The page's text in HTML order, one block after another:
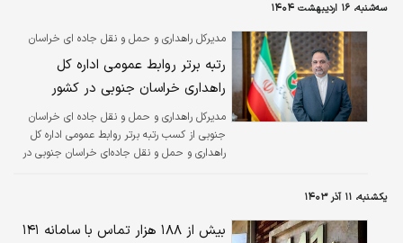
سه‌شنبه، ۱۶ اردیبهشت ۱۴۰۴
مدیرکل راهداری و حمل و نقل جاده ای خراسان
جنوبی خبر داد
رتبه برتر روابط عمومی اداره کل
راهداری خراسان جنوبی در کشور
مدیرکل راهداری و حمل و نقل جاده ای خراسان
جنوبی از کسب رتبه برتر روابط عمومی اداره کل
راهداری و حمل و نقل جاده‌ای خراسان جنوبی در
یکشنبه، ۱۱ آذر ۱۴۰۳
بیش از ۱۸۸ هزار تماس با سامانه ۱۴۱